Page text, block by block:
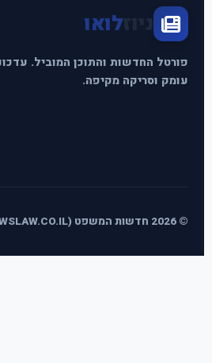
לואו
פורטל החדשות והתוכן המוביל.
עומק וסריקה מקיפה.
© 2026 חדשות המשפט (NEWSLAW.CO.IL) - כל הזכויות שמורות.